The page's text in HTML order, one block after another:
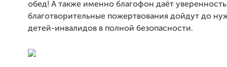
обед! А также именно благофон даёт
благотворительные пожертвования дойдут до
детей-инвалидов в полной безопасности.